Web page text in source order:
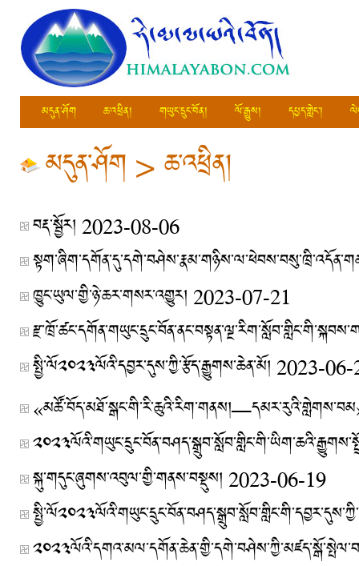
མདུན་ཤོག ཆ་འཕྲིན། གཡུང་དྲུང་བོན། ལོ་རྒྱུས། དཔྱད་གླེང་།
མདུན་ཤོག >ཆ་འཕྲིན།
བརྡ་སྦྱོར། 2023-08-06
ཁྱུང་ཡུལ་གྱི་ཉེ་ཆར་གསར་འགྱུར། 2023-07-21
སྤྱི་ལོ༢༠༢༣ལོའི་དབྱར་དུས་ཀྱི་རྩོད་རྒྱུགས་ཆེན་མོ། 2023-
སྐུ་གདུང་ཞུགས་འབུལ་གྱི་གནས་བསྡུས། 2023-06-19